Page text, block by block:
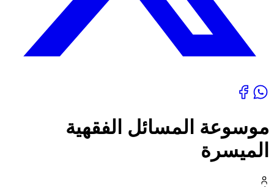
موسوعة المسائل الفقهية
الميسرة